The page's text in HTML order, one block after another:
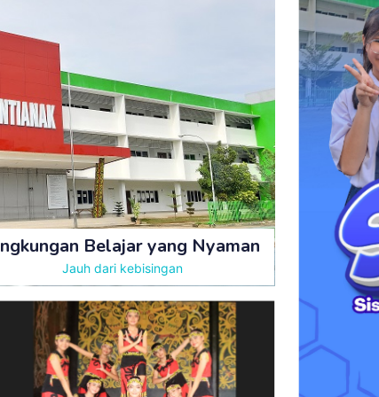
Belajar yang Nyaman
Jauh dari kebisingan